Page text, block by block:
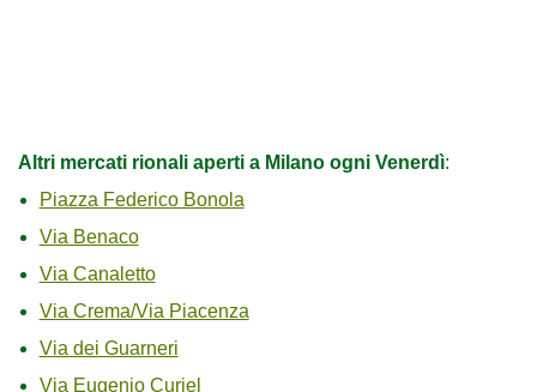
Altri mercati rionali aperti a Milano ogni Venerdì:
Piazza Federico Bonola
Via Benaco
Via Canaletto
Via Crema/Via Piacenza
Via dei Guarneri
Via Eugenio Curiel